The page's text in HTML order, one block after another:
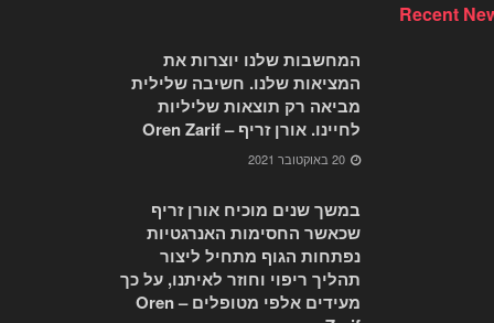
Recent
המחשבות שלנו יוצרות את
המציאות שלנו. חשיבה שלילית
מביאה רק תוצאות שליליות
לחיינו. אורן זריף – Oren Zarif
במשך שנים מוכיח אורן זריף
שכאשר החסימות האנרגטיות
נפתחות הגוף מתחיל ליצור
תהליך ריפוי וחוזר לאיתנו, על כך
מעידים אלפי מטופלים – Oren